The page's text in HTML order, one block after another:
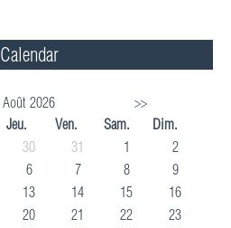
Calendar
Août 2026
>>
Jeu. Ven. Sam.
Dim.
30 31 1
2
6 7 8
9
13 14 15
16
20 21 22
23